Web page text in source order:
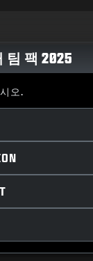
팀 팩 2025
오.